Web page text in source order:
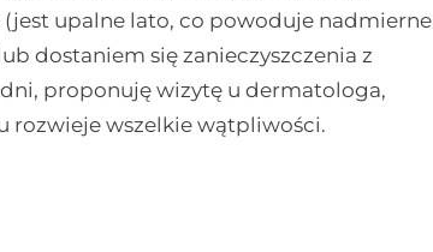
upalne lato, co powoduje nadmierne
dostaniem się zanieczyszczenia z
proponuję wizytę u dermatologa,
rozwieje wszelkie wątpliwości.